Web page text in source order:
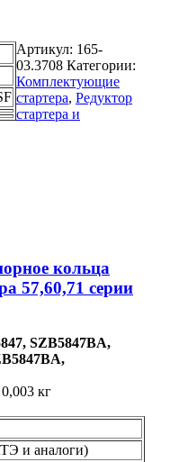
Артикул: 165-
03.3708 Категории:
Комплектующие
стартера, Редуктор
стартера и
кольца
57,60,71 серии
SZB5847BA,
кг
и аналоги)